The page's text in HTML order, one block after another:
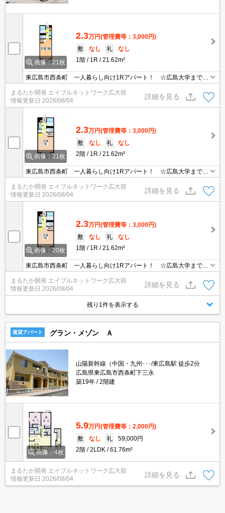
画像：21枚
2.3万円(管理費等：3,000円)
敷
なし 礼
なし
1階
1R 21.62m²
東広島市西条町 一人暮らし向け1Rアパート！ ☆広島大学まで3.
1km！ 運動公園そばだから、休日は公園で汗を流すのもいいです
ね！ 三永や御薗宇、黒瀬方面への移動が楽な立地です♪ コンビニ
まで徒歩3分！
まるたか開発 エイブルネットワーク広大前
情報更新日 2026/08/04
詳細を見る
画像：21枚
2.3万円(管理費等：3,000円)
敷
なし 礼
なし
2階
1R 21.62m²
東広島市西条町 一人暮らし向け1Rアパート！ ☆広島大学まで3.
1km！ 運動公園そばだから、休日は公園で汗を流すのもいいです
ね！ 三永や御薗宇、黒瀬方面への移動が楽な立地です♪ コンビニ
まで徒歩3分！
まるたか開発 エイブルネットワーク広大前
情報更新日 2026/08/04
詳細を見る
画像：20枚
2.3万円(管理費等：3,000円)
敷
なし 礼
なし
1階
1R 21.62m²
東広島市西条町 一人暮らし向け1Rアパート！ ☆広島大学まで3.
1km！ 運動公園そばだから、休日は公園で汗を流すのもいいです
ね！ 三永や御薗宇、黒瀬方面への移動が楽な立地です♪ コンビニ
まで徒歩3分！
まるたか開発 エイブルネットワーク広大前
情報更新日 2026/08/04
詳細を見る
残り1件を表示する
賃貸アパート グラン・メゾン Ａ
山陽新幹線（中国・九州･･･/東広島駅 徒歩2分
広島県東広島市西条町下三永
築19年
2階建
画像：4枚
5.9万円(管理費等：2,000円)
敷
なし 礼
59,000円
2階
2LDK 61.76m²
まるたか開発 エイブルネットワーク広大前
情報更新日 2026/08/04
詳細を見る